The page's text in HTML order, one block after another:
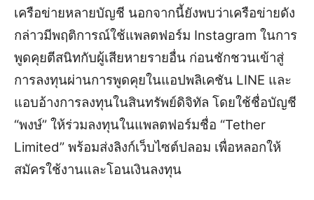
เครือข่ายหลายบัญชี นอกจากนี้ยังพบว่าเครือข่ายดัง
กล่าวมีพฤติการณ์ใช้แพลตฟอร์ม Instagram ในการ
พูดคุยตีสนิทกับผู้เสียหายรายอื่น ก่อนชักชวนเข้าสู่
การลงทุนผ่านการพูดคุยในแอปพลิเคชัน LINE และ
แอบอ้างการลงทุนในสินทรัพย์ดิจิทัล โดยใช้ชื่อบัญชี
“พงษ์” ให้ร่วมลงทุนในแพลตฟอร์มชื่อ “Tether
Limited” พร้อมส่งลิงก์เว็บไซต์ปลอม เพื่อหลอกให้
สมัครใช้งานและโอนเงินลงทุน